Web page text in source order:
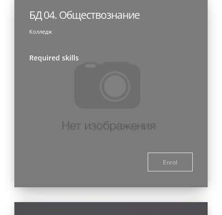
БД 04. Обществознание
Колледж
Required skills
Enrol